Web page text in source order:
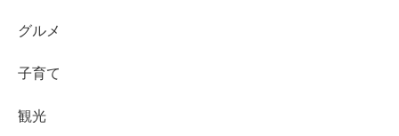
グルメ
子育て
観光